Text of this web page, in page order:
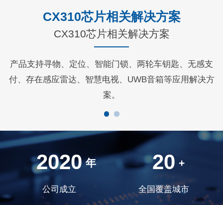
CX310芯片相关解决方案
CX310芯片相关解决方案
产品支持寻物、定位、智能门锁、两轮车钥匙、无感支
付、存在感应雷达、智慧电视、UWB音箱等应用解决方
案。
2020 年
公司成立
20 +
全国覆盖城市